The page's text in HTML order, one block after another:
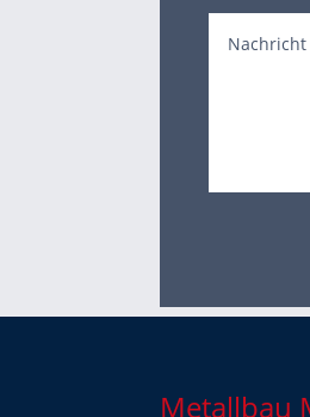
Metallbau